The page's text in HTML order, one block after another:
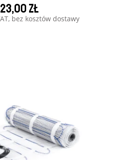
zł
bez kosztów dostawy